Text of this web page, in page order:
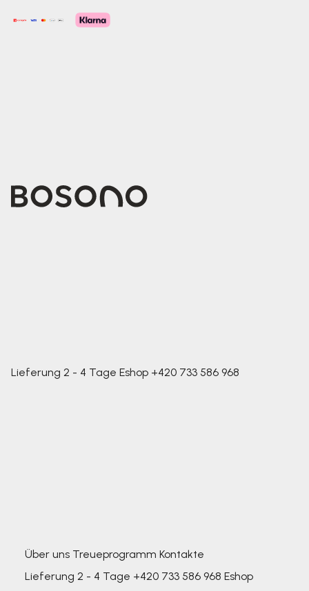
Lieferung 2 - 4 Tage Eshop +420 733 586 968
Über uns Treueprogramm Kontakte
Lieferung 2 - 4 Tage +420 733 586 968 Eshop